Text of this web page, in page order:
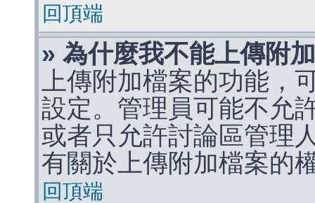
回頂端
» 為什麼我不能上傳附
上傳附加檔案的功能，
設定。管理員可能不允
或者只允許討論區管理
有關於上傳附加檔案的
回頂端